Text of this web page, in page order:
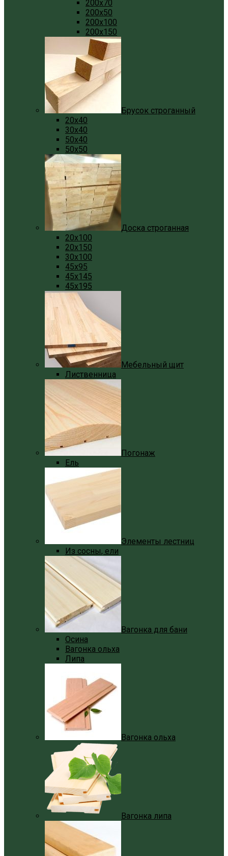
200x70
200x50
200x100
200x150
Брусок строганный
20x40
30x40
50x40
50x50
Доска строганная
20x100
20x150
30x100
45x95
45x145
45x195
Мебельный щит
Лиственница
Погонаж
Ель
Элементы лестниц
Из сосны, ели
Вагонка для бани
Осина
Вагонка ольха
Липа
Вагонка ольха
Вагонка липа